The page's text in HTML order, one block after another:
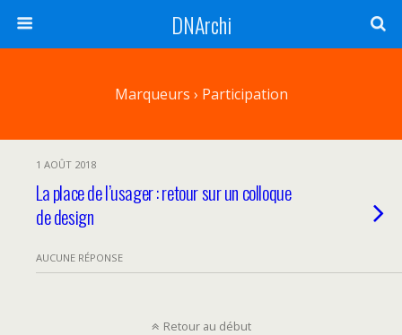
DNArchi
Marqueurs › Participation
1 AOÛT 2018
La place de l’usager : retour sur un colloque
de design
AUCUNE RÉPONSE
Retour au début